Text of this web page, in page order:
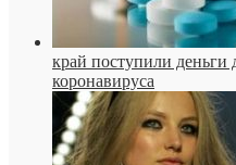
край поступили деньги
коронавируса